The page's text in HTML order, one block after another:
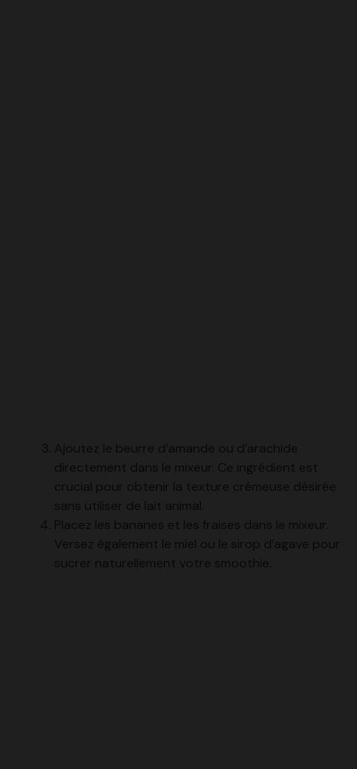
Ajoutez le beurre d’amande ou d’arachide
directement dans le mixeur. Ce ingrédient est
crucial pour obtenir la texture crémeuse désirée
sans utiliser de lait animal.
Placez les bananes et les fraises dans le mixeur.
Versez également le miel ou le sirop d’agave pour
sucrer naturellement votre smoothie.